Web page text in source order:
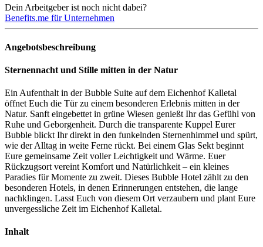
Dein Arbeitgeber ist noch nicht dabei?
Benefits.me für Unternehmen
Angebotsbeschreibung
Sternennacht und Stille mitten in der Natur
Ein Aufenthalt in der Bubble Suite auf dem Eichenhof Kalletal
öffnet Euch die Tür zu einem besonderen Erlebnis mitten in der
Natur. Sanft eingebettet in grüne Wiesen genießt Ihr das Gefühl von
Ruhe und Geborgenheit. Durch die transparente Kuppel Eurer
Bubble blickt Ihr direkt in den funkelnden Sternenhimmel und spürt,
wie der Alltag in weite Ferne rückt. Bei einem Glas Sekt beginnt
Eure gemeinsame Zeit voller Leichtigkeit und Wärme. Euer
Rückzugsort vereint Komfort und Natürlichkeit – ein kleines
Paradies für Momente zu zweit. Dieses Bubble Hotel zählt zu den
besonderen Hotels, in denen Erinnerungen entstehen, die lange
nachklingen. Lasst Euch von diesem Ort verzaubern und plant Eure
unvergessliche Zeit im Eichenhof Kalletal.
Inhalt